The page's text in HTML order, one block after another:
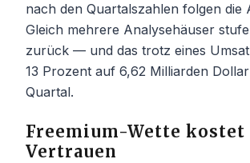
nach den Quartalszahlen folgen die
Gleich mehrere Analysehäuser
zurück — und das trotz eines
13 Prozent auf 6,62 Milliarden
Quartal.
Freemium-Wette kostet
Vertrauen